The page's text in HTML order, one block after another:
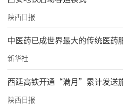
陕西日报
中医药已成世界最大的传统医药
新华社
西延高铁开通“满月”累计发送
陕西日报